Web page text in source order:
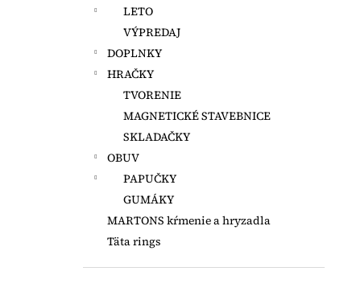
LETO
VÝPREDAJ
DOPLNKY
HRAČKY
TVORENIE
MAGNETICKÉ STAVEBNICE
SKLADAČKY
OBUV
PAPUČKY
GUMÁKY
MARTONS kŕmenie a hryzadla
Täta rings